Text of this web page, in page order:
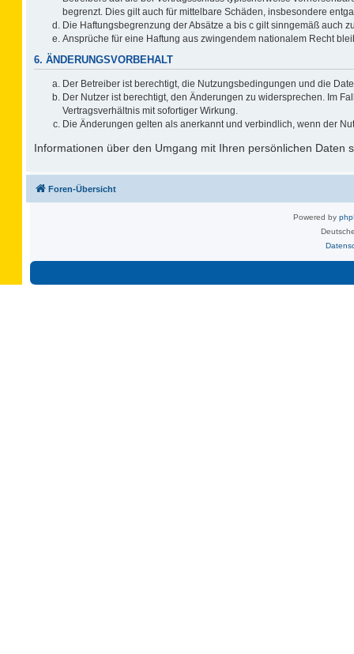
begrenzt. Dies gilt auch für mittelbare Schäden, insbesondere
Die Haftungsbegrenzung der Absätze a bis c gilt sinngemäß auch
Ansprüche für eine Haftung aus zwingendem nationalem Recht
6. ÄNDERUNGSVORBEHALT
Der Betreiber ist berechtigt, die Nutzungsbedingungen und die
Der Nutzer ist berechtigt, den Änderungen zu widersprechen. Im
Vertragsverhältnis mit sofortiger Wirkung.
Die Änderungen gelten als anerkannt und verbindlich, wenn der
Informationen über den Umgang mit Ihren persönlichen Daten
Foren-Übersicht
Powered by